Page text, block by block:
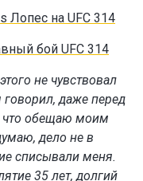
Лопес на UFC 314
бой UFC 314
не чувствовал
даже перед
что обещаю моим
дело не в
списывали меня.
35 лет, долгий